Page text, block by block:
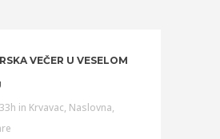
VEČER U VESELOM
in Krvavac, Naslovna,